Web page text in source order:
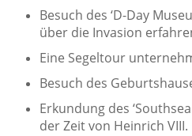
Besuch des ‘D-Day
über die Invasion
Eine Segeltour
Besuch des
Erkundung des ‘
der Zeit von Heinrich VIII.